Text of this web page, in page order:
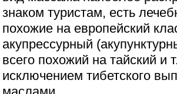
знаком туристам, есть
похожие на европейский
акупрессурный
всего похожий на тайский и
исключением тибетского